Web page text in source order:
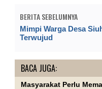
BERITA SEBELUMNYA
Mimpi Warga Desa
Terwujud
BACA JUGA:
Masyarakat Perlu